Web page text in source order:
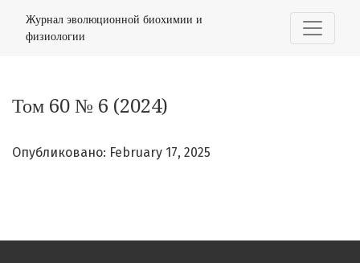
Журнал эволюционной биохимии и
физиологии
Том 60 № 6 (2024)
Опубликовано: February 17, 2025